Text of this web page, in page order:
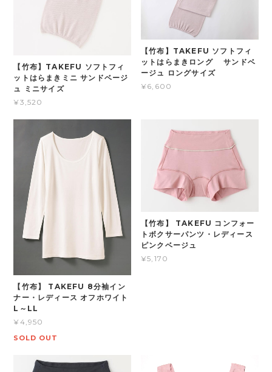
【竹布】TAKEFU ソフトフィ
ットはらまきミニ サンドベージ
ュ ミニサイズ
¥3,520
【竹布】TAKEFU ソフトフィ
ットはらまきロング サンドベ
ージュ ロングサイズ
¥6,600
【竹布】 TAKEFU 8分袖イン
ナー・レディース オフホワイト
L～LL
¥4,950
SOLD OUT
【竹布】 TAKEFU コンフォー
トボクサーパンツ・レディース
ピンクベージュ
¥5,170